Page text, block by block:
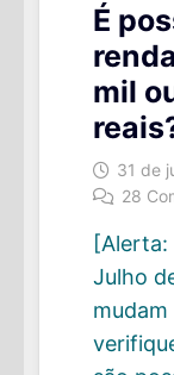
É
mil
31 de
28
[Alerta:
Julho